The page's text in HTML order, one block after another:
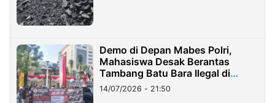
Demo di Depan Mabes Polri,
Mahasiswa Desak Berantas
Tambang Batu Bara Ilegal di
Lampung
14/07/2026 - 21:50